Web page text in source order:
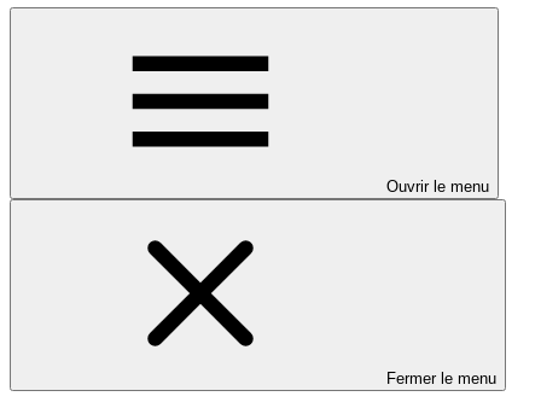
Ouvrir le menu
Fermer le menu